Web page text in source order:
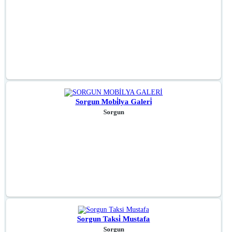
Sorgun Mobi̇lya Galeri̇
Sorgun
Sorgun Taksi̇ Mustafa
Sorgun